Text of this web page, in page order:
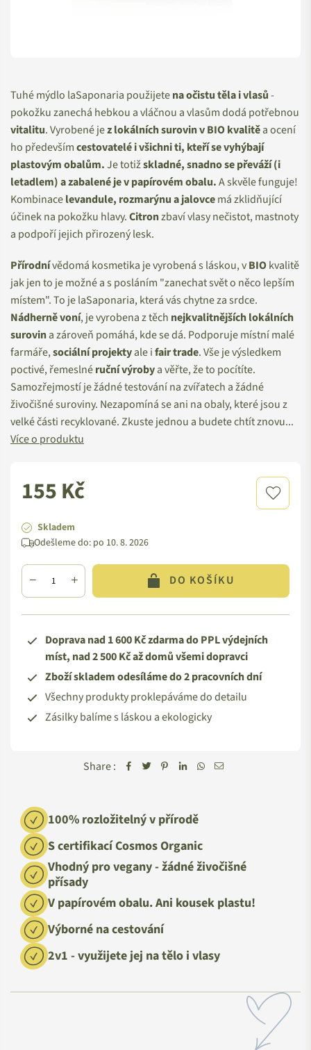
Tuhé mýdlo laSaponaria použijetena očistu těla i vlasů-
pokožku zanechá hebkou a vláčnou a vlasům dodá potřebnou
vitalitu. Vyrobené jez lokálních surovin v BIO kvalitěa ocení
ho předevšímcestovatelé i všichni ti, kteří se vyhýbají
plastovým obalům.Je totižskladné, snadno se převáží (i
letadlem) a zabalené je v papírovém obalu.A skvěle funguje!
Kombinacelevandule, rozmarýnu a jalovcemá zklidňující
účinek na pokožku hlavy.Citronzbaví vlasy nečistot, mastnoty
a podpoří jejich přirozený lesk.
Přírodnívědomá kosmetika je vyrobená s láskou, vBIOkvalitě
jak jen to je možné a s posláním "zanechat svět o něco lepším
místem". To je laSaponaria, která vás chytne za srdce.
Nádherně voní, je vyrobena z těch nejkvalitnějších lokálních
surovina zároveň pomáhá, kde se dá. Podporuje místní malé
farmáře,sociální projektyale ifair trade. Vše je výsledkem
poctivé, řemeslnéruční výrobya věřte, že to pocítíte.
Samozřejmostí je žádné testování na zvířatech a žádné
živočišné suroviny. Nezapomíná se ani na obaly, které jsou z
velké části recyklované. Zkuste jednou a budete chtít znovu...
Více o produktu
Standardní
cena
155 Kč
Skladem
Odešleme do: po 10. 8. 2026
DO KOŠÍKU
Doprava nad 1 600 Kč zdarma do PPL výdejních
míst, nad 2 500 Kč až domů všemi dopravci
Zboží skladem odesíláme do 2 pracovních dní
Všechny produkty proklepáváme do detailu
Zásilky balíme s láskou a ekologicky
Share :
100% rozložitelný v přírodě
S certifikací Cosmos Organic
Vhodný pro vegany - žádné živočišné
přísady
V papírovém obalu. Ani kousek plastu!
Výborné na cestování
2v1 - využijete jej na tělo i vlasy